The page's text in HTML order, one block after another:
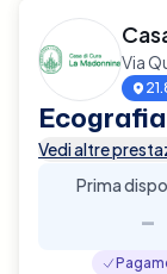
Via
Vedi altre
Prima
-